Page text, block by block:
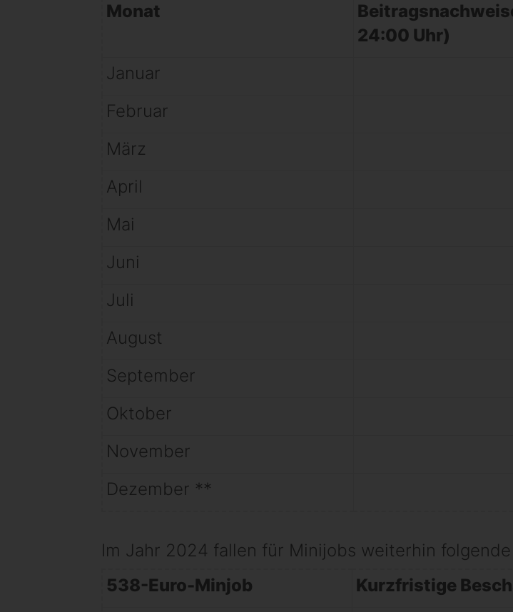
Monat
24:00 Uhr)
Januar
Februar
März
April
Mai
Juni
Juli
August
September
Oktober
November
Dezember **
Im Jahr 2024 fallen für Minijobs weiterhin
538-Euro-Minjob
Kurzfristige